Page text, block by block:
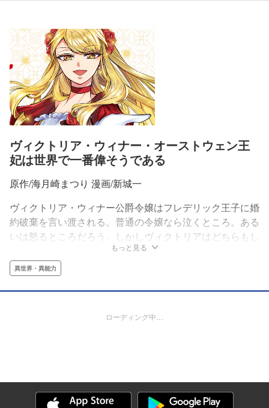
ヴィクトリア・ウィナー・オーストウェン王
妃は世界で一番偉そうである
原作/海月崎まつり 漫画/新城一
ヴィクトリア・ウィナー公爵令嬢はフレデリック王子に婚
約破棄を言い渡される。普通の令嬢なら泣くところ。ある
いは怒るところだろう。しかしヴィクトリアはどちらもし
なかった。『我は婚約破棄を許可しない。』そう言い放つ
ヴィクトリア。婚約破棄。暗殺者。王宮内の陰湿なイジ
メ。その全てにヴィクトリアがめちゃくちゃ偉そうに立ち
向かう、悪役令嬢を超える『凶悪令嬢』ラブコメディー♡
もっと見る
異世界・異能力
ローディング中…